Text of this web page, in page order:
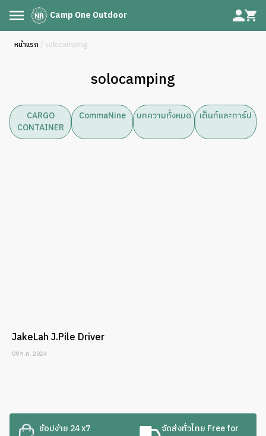
Camp One Outdoor
หน้าแรก / solocamping
solocamping
CARGO
CONTAINER
CommaNine บทความทั้งหมด เต็นท์และทาร์ป
JakeLah J.Pile Driver
09 ก.ค. 2024
ช้อปง่าย 24 x7
จัดส่งทั่วไทย Free for